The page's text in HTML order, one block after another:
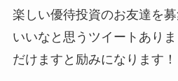
楽しい優待投資のお友達を
いいなと思うツイートあり
だけますと励みになります！